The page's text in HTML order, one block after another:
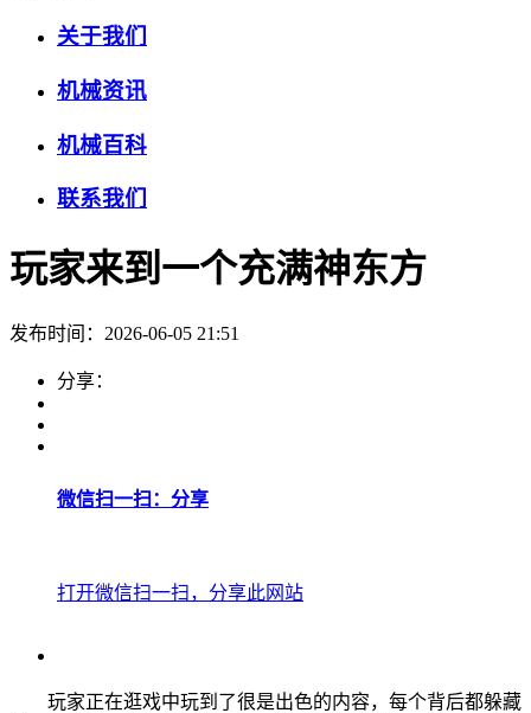
关于我们
机械资讯
机械百科
联系我们
玩家来到一个充满神东方
发布时间：2026-06-05 21:51
分享：
微信扫一扫：分享
打开微信扫一扫，分享此网站
玩家正在逛戏中玩到了很是出色的内容，每个背后都躲藏